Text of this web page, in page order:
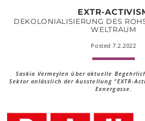
EXTR-
DEKOLONIALISIERUNG DES
WELTRAUM
Posted 7.2.2022
Saskia Vermeylen über aktuelle
Sektor anlässlich der Ausstellung "EXTR-
Exnergasse.